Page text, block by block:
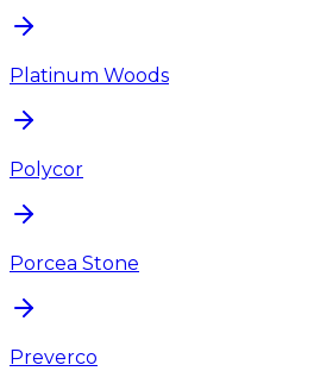
Platinum Woods
Polycor
Porcea Stone
Preverco